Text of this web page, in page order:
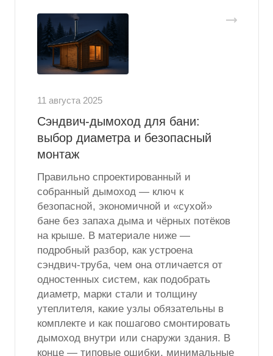
11 августа 2025
Сэндвич-дымоход для бани:
выбор диаметра и безопасный
монтаж
Правильно спроектированный и
собранный дымоход — ключ к
безопасной, экономичной и «сухой»
бане без запаха дыма и чёрных потёков
на крыше. В материале ниже —
подробный разбор, как устроена
сэндвич-труба, чем она отличается от
одностенных систем, как подобрать
диаметр, марки стали и толщину
утеплителя, какие узлы обязательны в
комплекте и как пошагово смонтировать
дымоход внутри или снаружи здания. В
конце — типовые ошибки, минимальные